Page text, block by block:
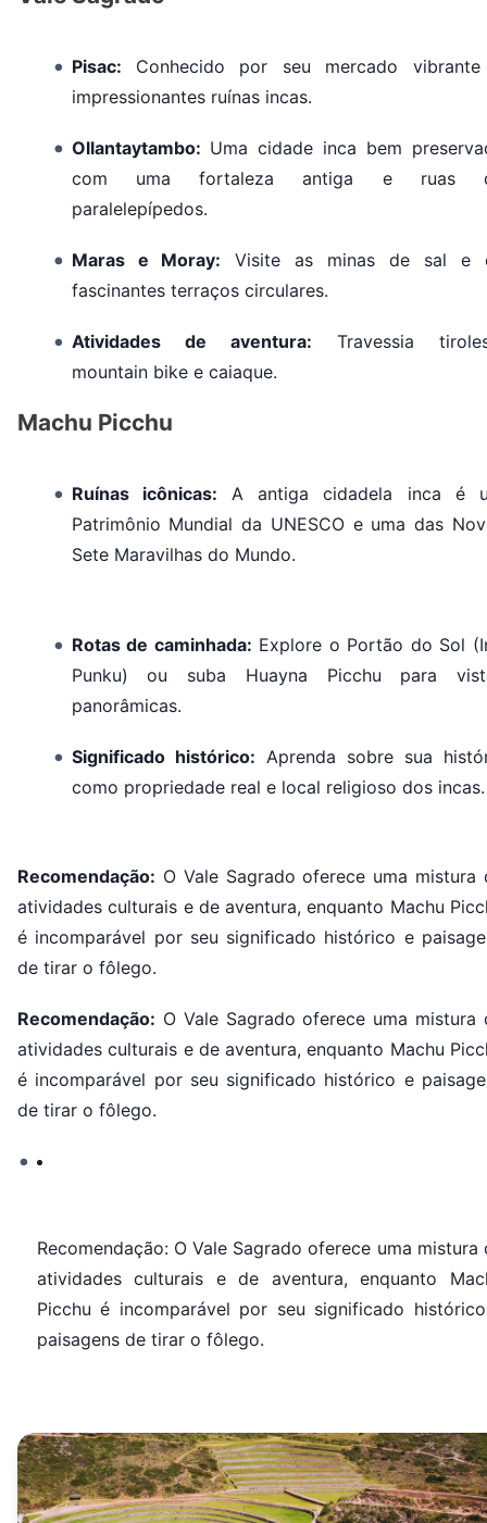
Pisac: Conhecido por seu mercado
impressionantes ruínas incas.
Ollantaytambo: Uma cidade inca bem
com uma fortaleza antiga e ruas
paralelepípedos.
Maras e Moray: Visite as minas de sal e
fascinantes terraços circulares.
Atividades de aventura: Travessia
mountain bike e caiaque.
Machu Picchu
Ruínas icônicas: A antiga cidadela inca é
Patrimônio Mundial da UNESCO e uma das
Sete Maravilhas do Mundo.
Rotas de caminhada: Explore o Portão do Sol
Punku) ou suba Huayna Picchu para
panorâmicas.
Significado histórico: Aprenda sobre sua
como propriedade real e local religioso dos incas.
Recomendação: O Vale Sagrado oferece uma mistura
atividades culturais e de aventura, enquanto Machu
é incomparável por seu significado histórico e
de tirar o fôlego.
Recomendação: O Vale Sagrado oferece uma mistura
atividades culturais e de aventura, enquanto Machu
é incomparável por seu significado histórico e
de tirar o fôlego.
Recomendação: O Vale Sagrado oferece uma mistura
atividades culturais e de aventura, enquanto
Picchu é incomparável por seu significado
paisagens de tirar o fôlego.